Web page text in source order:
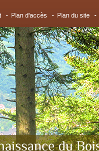
- Plan d'accès - Plan du site -